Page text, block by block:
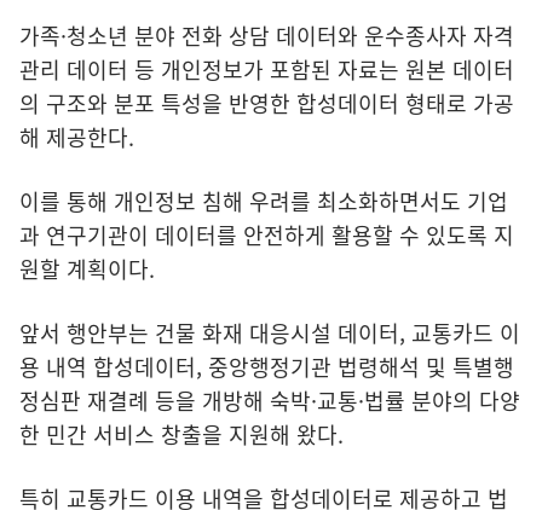
가족·청소년 분야 전화 상담 데이터와 운수종사자 자격
관리 데이터 등 개인정보가 포함된 자료는 원본 데이터
의 구조와 분포 특성을 반영한 합성데이터 형태로 가공
해 제공한다.
이를 통해 개인정보 침해 우려를 최소화하면서도 기업
과 연구기관이 데이터를 안전하게 활용할 수 있도록 지
원할 계획이다.
앞서 행안부는 건물 화재 대응시설 데이터, 교통카드 이
용 내역 합성데이터, 중앙행정기관 법령해석 및 특별행
정심판 재결례 등을 개방해 숙박·교통·법률 분야의 다양
한 민간 서비스 창출을 지원해 왔다.
특히 교통카드 이용 내역을 합성데이터로 제공하고 법